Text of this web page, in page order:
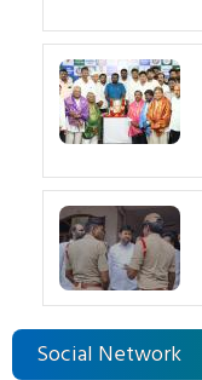
Social Network